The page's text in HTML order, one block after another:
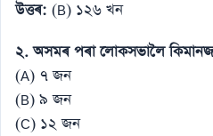
উত্তৰ: (B) ১২৬ খন
২. অসমৰ পৰা লোকসভালৈ কিমানজন
(A) ৭ জন
(B) ৯ জন
(C) ১২ জন